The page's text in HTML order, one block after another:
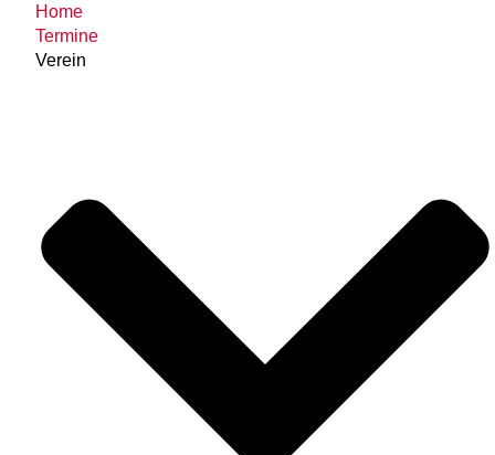
Home
Termine
Verein